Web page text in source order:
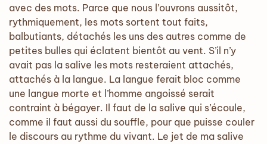
avec des mots. Parce que nous l’ouvrons aussitôt,
rythmiquement, les mots sortent tout faits,
balbutiants, détachés les uns des autres comme de
petites bulles qui éclatent bientôt au vent. S’il n’y
avait pas la salive les mots resteraient attachés,
attachés à la langue. La langue ferait bloc comme
une langue morte et l’homme angoissé serait
contraint à bégayer. Il faut de la salive qui s’écoule,
comme il faut aussi du souffle, pour que puisse couler
le discours au rythme du vivant. Le jet de ma salive